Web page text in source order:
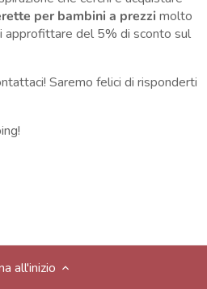
per bambini a prezzimolto
approfittare del 5% di sconto sul
Saremo felici di risponderti
all'inizio